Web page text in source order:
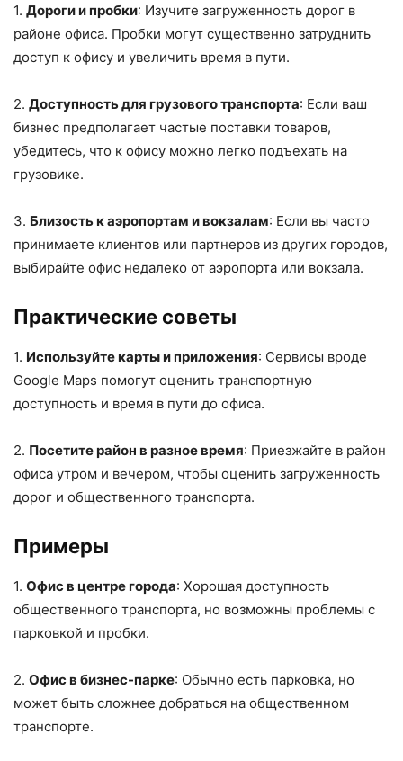
1. Дороги и пробки: Изучите загруженность дорог в
районе офиса. Пробки могут существенно затруднить
доступ к офису и увеличить время в пути.
2. Доступность для грузового транспорта: Если ваш
бизнес предполагает частые поставки товаров,
убедитесь, что к офису можно легко подъехать на
грузовике.
3. Близость к аэропортам и вокзалам: Если вы часто
принимаете клиентов или партнеров из других городов,
выбирайте офис недалеко от аэропорта или вокзала.
Практические советы
1. Используйте карты и приложения: Сервисы вроде
Google Maps помогут оценить транспортную
доступность и время в пути до офиса.
2. Посетите район в разное время: Приезжайте в район
офиса утром и вечером, чтобы оценить загруженность
дорог и общественного транспорта.
Примеры
1. Офис в центре города: Хорошая доступность
общественного транспорта, но возможны проблемы с
парковкой и пробки.
2. Офис в бизнес-парке: Обычно есть парковка, но
может быть сложнее добраться на общественном
транспорте.